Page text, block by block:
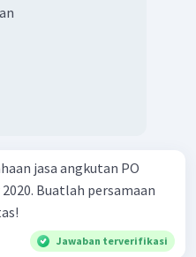
jasa angkutan PO
Jawaban terverifikasi